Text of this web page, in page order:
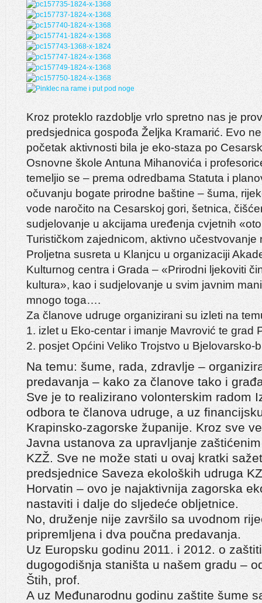
Kroz proteklo razdoblje vrlo spretno nas je
predsjednica gospođa Željka Kramarić. Evo
početak aktivnosti bila je eko-staza po
Osnovne škole Antuna Mihanovića i
temeljio se – prema odredbama Statuta i
očuvanju bogate prirodne baštine – šuma,
vode naročito na Cesarskoj gori, šetnica,
sudjelovanje u akcijama uređenja cvjetnih
Turističkom zajednicom, aktivno
Proljetna susreta u Klanjcu u organizaciji
Kulturnog centra i Grada – «Prirodni ljekoviti
kultura», kao i sudjelovanje u svim javnim
mnogo toga….
Za članove udruge organizirani su izleti na
1. izlet u Eko-centar i imanje Mavrović te grad
2. posjet Općini Veliko Trojstvo u Bjelovarsko-
Na temu: šume, rada, zdravlje –
predavanja – kako za članove tako i
Sve je to realizirano volonterskim radom
odbora te članova udruge, a uz
Krapinsko-zagorske županije. Kroz sve
Javna ustanova za upravljanje
KZŽ. Sve ne može stati u ovaj kratki
predsjednice Saveza ekoloških udruga
Horvatin – ovo je najaktivnija zagorska
nastaviti i dalje do sljedeće obljetnice.
No, druženje nije završilo sa uvodnom
pripremljena i dva poučna predavanja.
Uz Europsku godinu 2011. i 2012. o
dugogodišnja staništa u našem gradu –
Štih, prof.
A uz Međunarodnu godinu zaštite šume